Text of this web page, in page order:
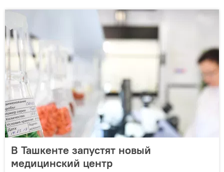
В Ташкенте запустят новый
медицинский центр